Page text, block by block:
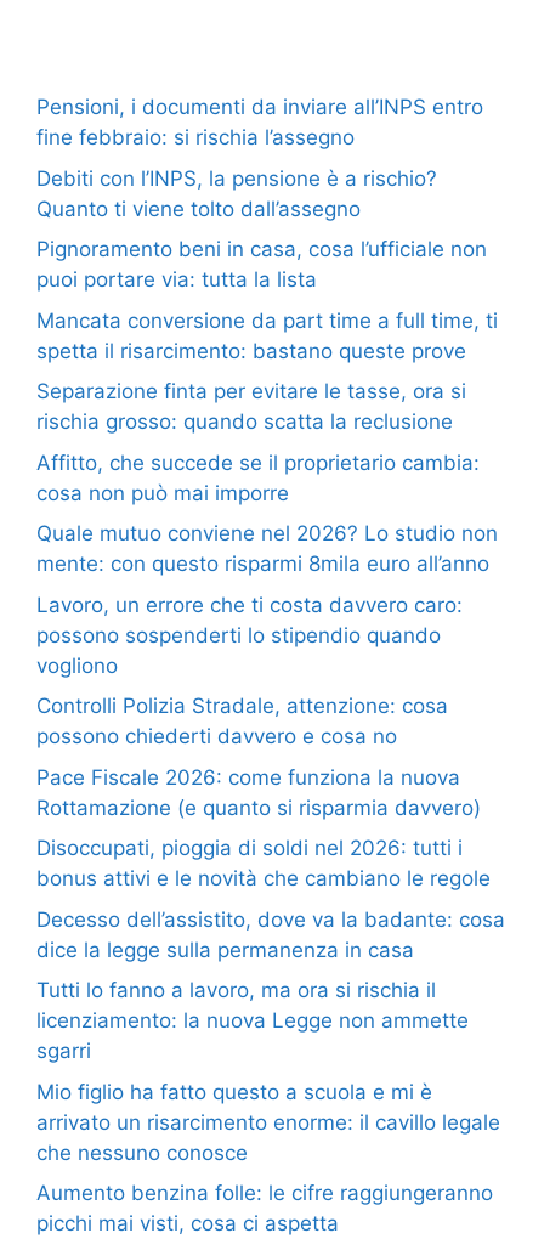
Pensioni, i documenti da inviare all’INPS entro
fine febbraio: si rischia l’assegno
Debiti con l’INPS, la pensione è a rischio?
Quanto ti viene tolto dall’assegno
Pignoramento beni in casa, cosa l’ufficiale non
puoi portare via: tutta la lista
Mancata conversione da part time a full time, ti
spetta il risarcimento: bastano queste prove
Separazione finta per evitare le tasse, ora si
rischia grosso: quando scatta la reclusione
Affitto, che succede se il proprietario cambia:
cosa non può mai imporre
Quale mutuo conviene nel 2026? Lo studio non
mente: con questo risparmi 8mila euro all’anno
Lavoro, un errore che ti costa davvero caro:
possono sospenderti lo stipendio quando
vogliono
Controlli Polizia Stradale, attenzione: cosa
possono chiederti davvero e cosa no
Pace Fiscale 2026: come funziona la nuova
Rottamazione (e quanto si risparmia davvero)
Disoccupati, pioggia di soldi nel 2026: tutti i
bonus attivi e le novità che cambiano le regole
Decesso dell’assistito, dove va la badante: cosa
dice la legge sulla permanenza in casa
Tutti lo fanno a lavoro, ma ora si rischia il
licenziamento: la nuova Legge non ammette
sgarri
Mio figlio ha fatto questo a scuola e mi è
arrivato un risarcimento enorme: il cavillo legale
che nessuno conosce
Aumento benzina folle: le cifre raggiungeranno
picchi mai visti, cosa ci aspetta